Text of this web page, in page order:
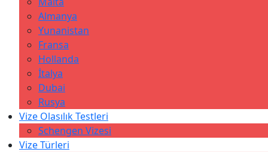
Almanya
Yunanistan
Fransa
Hollanda
İtalya
Dubai
Rusya
Vize Olasılık Testleri
Schengen Vizesi
Vize Türleri